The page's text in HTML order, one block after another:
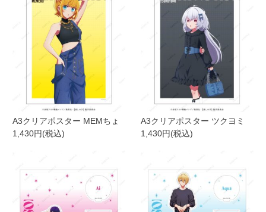
A3クリアポスター MEMちょ
1,430円(税込)
A3クリアポスター ツクヨミ
1,430円(税込)